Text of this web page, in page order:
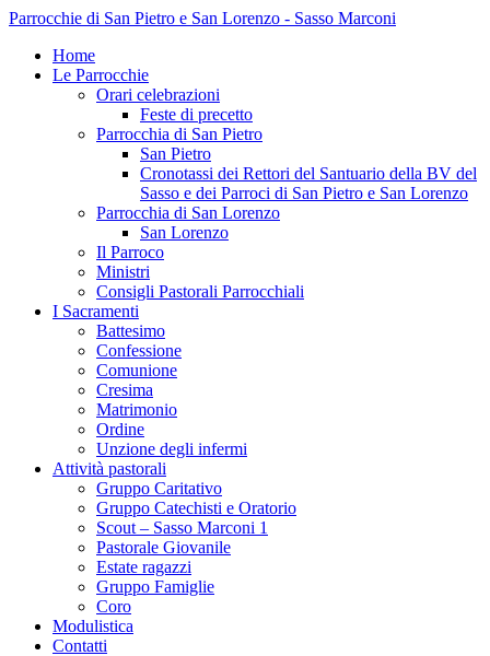
Parrocchie di San Pietro e San Lorenzo - Sasso Marconi
Home
Le Parrocchie
Orari celebrazioni
Feste di precetto
Parrocchia di San Pietro
San Pietro
Cronotassi dei Rettori del Santuario della BV del
Sasso e dei Parroci di San Pietro e San Lorenzo
Parrocchia di San Lorenzo
San Lorenzo
Il Parroco
Ministri
Consigli Pastorali Parrocchiali
I Sacramenti
Battesimo
Confessione
Comunione
Cresima
Matrimonio
Ordine
Unzione degli infermi
Attività pastorali
Gruppo Caritativo
Gruppo Catechisti e Oratorio
Scout – Sasso Marconi 1
Pastorale Giovanile
Estate ragazzi
Gruppo Famiglie
Coro
Modulistica
Contatti